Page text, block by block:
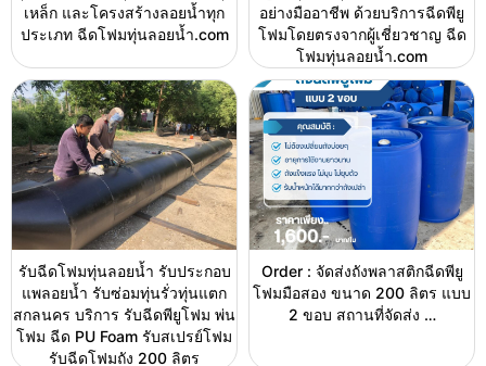
เหล็ก และโครงสร้างลอยน้ำทุก
ประเภท ฉีดโฟมทุ่นลอยน้ำ.com
อย่างมืออาชีพ ด้วยบริการฉีดพียู
โฟมโดยตรงจากผู้เชี่ยวชาญ ฉีด
โฟมทุ่นลอยน้ำ.com
รับฉีดโฟมทุ่นลอยน้ำ รับประกอบ
แพลอยน้ำ รับซ่อมทุ่นรั่วทุ่นแตก
สกลนคร บริการ รับฉีดพียูโฟม พ่น
โฟม ฉีด PU Foam รับสเปรย์โฟม
รับฉีดโฟมถัง 200 ลิตร
Order : จัดส่งถังพลาสติกฉีดพียู
โฟมมือสอง ขนาด 200 ลิตร แบบ
2 ขอบ สถานที่จัดส่ง …